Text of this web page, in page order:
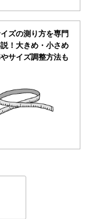
ズの測り方を専門
！大きめ・小さめ
サイズ調整方法も